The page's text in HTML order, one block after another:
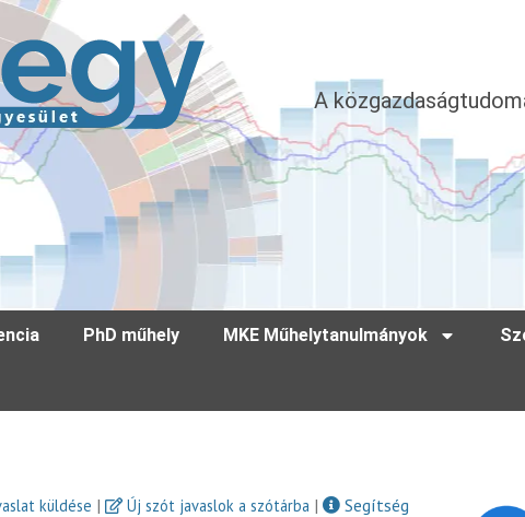
A
PhD műhely MKE Műhelytanulmányok
küldése | Új szót javaslok a szótárba |
Segítség